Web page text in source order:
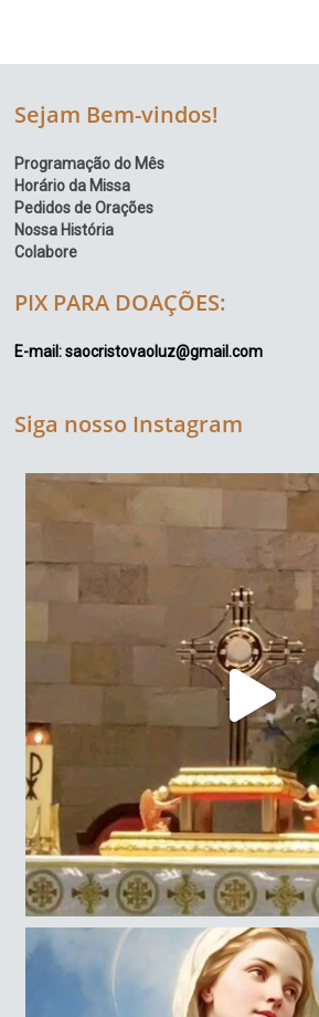
Sejam Bem-vindos!
Programação do Mês
Horário da Missa
Pedidos de Orações
Nossa História
Colabore
PIX PARA DOAÇÕES:
E-mail: saocristovaoluz@gmail.com
Siga nosso Instagram